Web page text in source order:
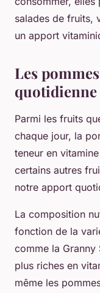
salades de fruits,
un apport
Les
Parmi les fruits
chaque jour, la
teneur en
certains autres
notre apport
La composition
fonction de la
comme la Granny
plus riches en
même les